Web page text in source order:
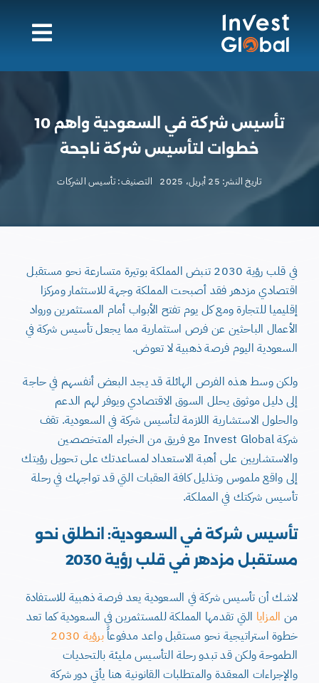
content
تأسيس شركة في السعودية واهم 10
خطوات لتأسيس شركة ناجحة
تاريخ النشر: 25 أبريل، 2025 التصنيف: تأسيس الشركات
في قلب رؤية 2030 تنبض المملكة بوتيرة متسارعة نحو مستقبل
اقتصادي مزدهر فقد أصبحت المملكة وجهة للاستثمار ومركزا
إقليميا للتجارة ومع كل يوم تفتح الأبواب أمام المستثمرين ورواد
الأعمال الباحثين عن فرص استثمارية مما يجعل تأسيس شركة في
السعودية اليوم فرصة ذهبية لا تعوض.
ولكن وسط هذه الفرص الهائلة قد يجد البعض أنفسهم في حاجة
إلى دليل موثوق يحلل السوق الاقتصادي ويوفر لهم الدعم
والحلول الاستشارية اللازمة لتأسيس شركة في السعودية. تقف
شركة Invest Global مع فريق من الخبراء المتخصصين
والاستشاريين على أهبة الاستعداد لمساعدتك على تحويل رؤيتك
إلى واقع ملموس وتذليل كافة العقبات التي قد تواجهك في رحلة
تأسيس شركتك في المملكة.
تأسيس شركة في السعودية: انطلق نحو
مستقبل مزدهر في قلب رؤية 2030
لاشك أن تأسيس شركة في السعودية يعد فرصة ذهبية للاستفادة
من المزايا التي تقدمها المملكة للمستثمرين في السعودية كما تعد
خطوة استراتيجية نحو مستقبل واعد مدفوعاًبرؤية 2030
الطموحة ولكن قد تبدو رحلة التأسيس مليئة بالتحديات
والإجراءات المعقدة والمتطلبات القانونية هنا يأتي دور شركة